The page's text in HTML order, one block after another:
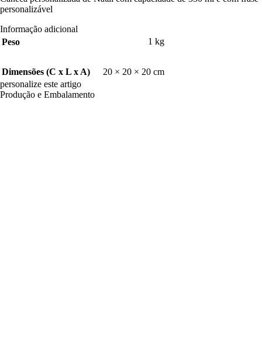
personalizável
Informação adicional
Peso
1 kg
Dimensões (C x L x A)
20 × 20 × 20 cm
personalize este artigo
Produção e Embalamento